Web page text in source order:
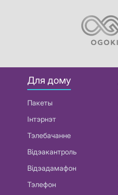
Для дому
Пакеты
Інтэрнэт
Тэлебачанне
Відэакантроль
Відэадамафон
Тэлефон